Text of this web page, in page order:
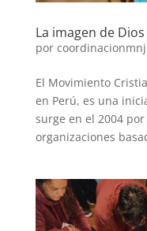
La imagen de
por coordinacionmnj
El Movimiento
en Perú, es una
surge en el 2004
organizaciones